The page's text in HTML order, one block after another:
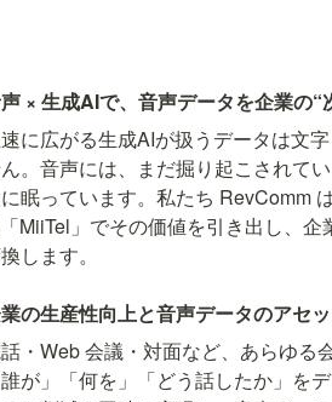
× 生成AIで、⾳声データを企業の“
に広がる生成AIが扱うデータは文
。⾳声には、まだ掘り起こされて
眠っています。私たち RevComm
MiiTel」でその価値を引き出し、企
します。
の生産性向上と音声データのアセ
・Web 会議・対面など、あらゆる
誰が」「何を」「どう話したか」を